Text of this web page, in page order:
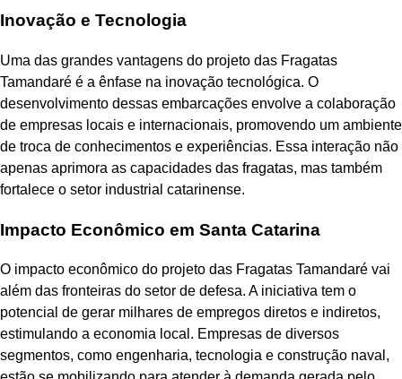
Inovação e Tecnologia
Uma das grandes vantagens do projeto das Fragatas
Tamandaré é a ênfase na inovação tecnológica. O
desenvolvimento dessas embarcações envolve a colaboração
de empresas locais e internacionais, promovendo um ambiente
de troca de conhecimentos e experiências. Essa interação não
apenas aprimora as capacidades das fragatas, mas também
fortalece o setor industrial catarinense.
Impacto Econômico em Santa Catarina
O impacto econômico do projeto das Fragatas Tamandaré vai
além das fronteiras do setor de defesa. A iniciativa tem o
potencial de gerar milhares de empregos diretos e indiretos,
estimulando a economia local. Empresas de diversos
segmentos, como engenharia, tecnologia e construção naval,